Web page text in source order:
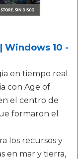
Windows 10 -
en tiempo real
con Age of
el centro de
formaron el
los recursos y
en mar y tierra,